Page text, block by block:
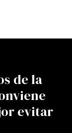
de la
evitar